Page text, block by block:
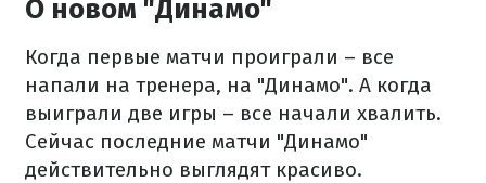
О новом "Динамо"
Когда первые матчи проиграли – все
напали на тренера, на "Динамо". А когда
выиграли две игры – все начали хвалить.
Сейчас последние матчи "Динамо"
действительно выглядят красиво.